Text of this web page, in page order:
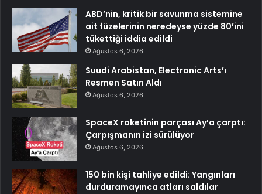
ABD’nin, kritik bir savunma sistemine
ait füzelerinin neredeyse yüzde 80’ini
tükettiği iddia edildi
Ağustos 6, 2026
Suudi Arabistan, Electronic Arts’ı
Resmen Satın Aldı
Ağustos 6, 2026
SpaceX roketinin parçası Ay’a çarptı:
Çarpışmanın izi sürülüyor
Ağustos 6, 2026
150 bin kişi tahliye edildi: Yangınları
durduramayınca atları saldılar